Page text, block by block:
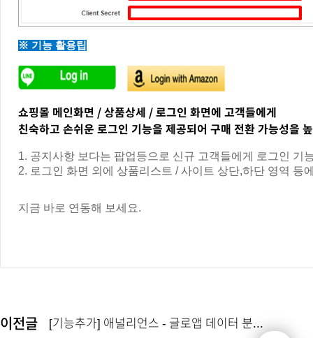
※ 기능 활용팁
쇼핑몰 메인화면 / 상품상세 / 로그인 화면에 고객들에게
친숙하고 손쉬운 로그인 기능을 제공되어 구매 전환 가능성을
1. 공지사항 보다는 팝업등으로 신규 고객들에게 로그인 기
2. 로그인 화면 외에 상품리스트 / 사이트 상단,하단 영역 등
지금 바로 연동해 보세요.
이전글 [기능추가] 애널리언스 - 글로앱 데이터 분...